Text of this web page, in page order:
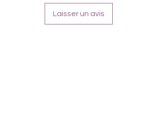
Laisser un avis